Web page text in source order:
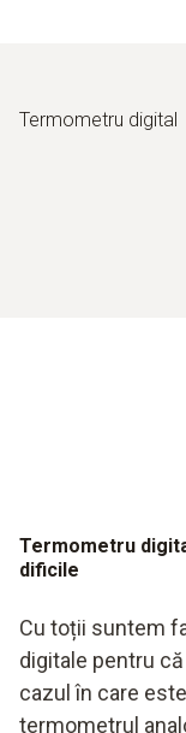
Termometru digital
Termometru
dificile
Cu toții suntem
digitale pentru
cazul în care
termometrul